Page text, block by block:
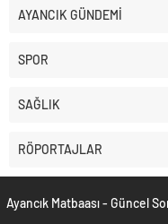
AYANCIK GÜNDEMİ
SPOR
SAĞLIK
RÖPORTAJLAR
Ayancık Matbaası - Güncel